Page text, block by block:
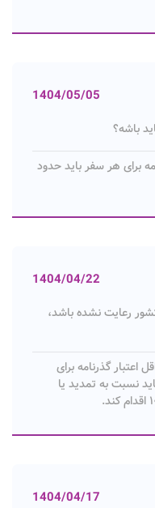
1404/05/05
باشه؟
برای هر سفر باید حدود
1404/04/22
رعایت نشده باشد،
اعتبار گذرنامه برای
نسبت به تمدید یا
1404/04/17